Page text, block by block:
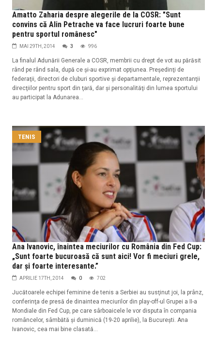
Amatto Zaharia despre alegerile de la COSR: "Sunt
convins că Alin Petrache va face lucruri foarte bune
pentru sportul românesc"
MAI 29TH, 2014 3 996
La finalul Adunării Generale a COSR, membrii cu drept de vot au părăsit
rând pe rând sala, după ce şi-au exprimat opţiunea. Preşedinţi de
federaţii, directori de cluburi sportive şi departamentale, reprezentanţii
direcţiilor pentru sport din ţară, dar şi personalităţi din lumea sportului
au participat la Adunarea...
TENIS
Ana Ivanovic, înaintea meciurilor cu România din Fed Cup:
„Sunt foarte bucuroasă că sunt aici! Vor fi meciuri grele,
dar şi foarte interesante.”
APRILIE 17TH, 2014 0 702
Jucătoarele echipei feminine de tenis a Serbiei au susţinut joi, la prânz,
conferinţa de presă de dinaintea meciurilor din play-off-ul Grupei a II-a
Mondiale din Fed Cup, pe care sârboaicele le vor disputa în compania
româncelor, sâmbătă şi duminică (19-20 aprilie), la Bucureşti. Ana
Ivanovic, cea mai bine clasată...